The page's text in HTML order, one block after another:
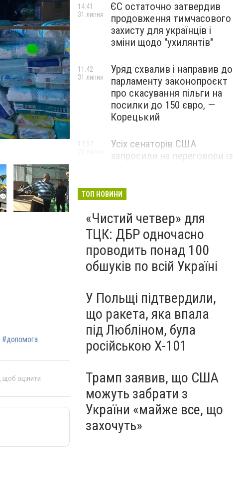
#допомога
, щоб оцінити
ЄС остаточно затвердив
продовження тимчасового
захисту для українців і
зміни щодо "ухилянтів"
14:41
31 липня
Уряд схвалив і направив до
парламенту законопроєкт
про скасування пільги на
посилки до 150 євро, —
Корецький
11:42
31 липня
Усіх сенаторів США
запросили на переговори із
Росії, – The Hill
17:57
ТОП НОВИНИ
«Чистий четвер» для
ТЦК: ДБР одночасно
проводить понад 100
обшуків по всій Україні
У Польщі підтвердили,
що ракета, яка впала
під Любліном, була
російською Х-101
Трамп заявив, що США
можуть забрати з
України «майже все, що
захочуть»